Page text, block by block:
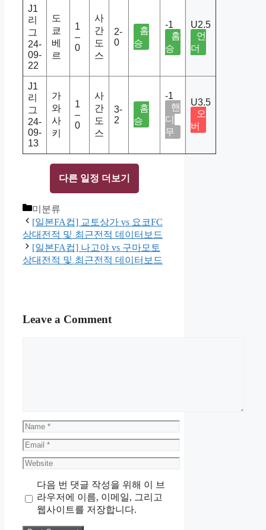
J1
리
그
24-
09-
22
도
쿄
베
르
1
–
0
사
간
도
스
2-
0
홈
승
-1
홈
승
U2.5
언
더
J1
리
그
24-
09-
13
가
와
사
키
1
–
0
사
간
도
스
3-
2
홈
승
-1
핸
디
무
U3.5
오
버
다른 일정 더보기
Categories
미분류
[일본FA컵] 교토상가 vs 요코FC
상대전적 및 최근전적 데이터보드
[일본FA컵] 나고야 vs 구마모토
상대전적 및 최근전적 데이터보드
Leave a Comment
Name
Email
Website
다음 번 댓글 작성을 위해 이 브
라우저에 이름, 이메일, 그리고
웹사이트를 저장합니다.